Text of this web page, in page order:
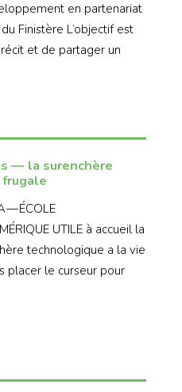
en partenariat
Finistère L’objectif est
et de partager un
— la surenchère
— ÉCOLE
UTILE à accueil la
technologique a la vie
placer le curseur pour